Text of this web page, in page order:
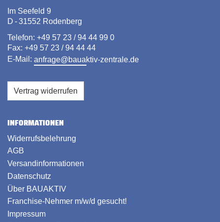
Im Seefeld 9
D - 31552 Rodenberg
Telefon: +49 57 23 / 94 44 99 0
Fax: +49 57 23 / 94 44 44
E-Mail: anfrage@bauaktiv-zentrale.de
Vertrag widerrufen
INFORMATIONEN
Widerrufsbelehrung
AGB
Versandinformationen
Datenschutz
Über BAUAKTIV
Franchise-Nehmer m/w/d gesucht!
Impressum